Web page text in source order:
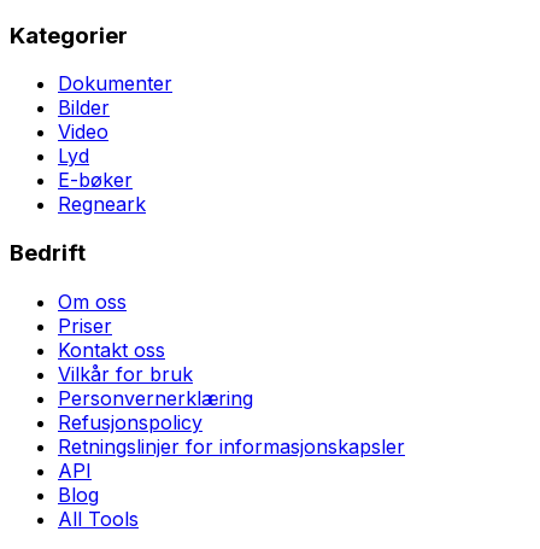
Kategorier
Dokumenter
Bilder
Video
Lyd
E-bøker
Regneark
Bedrift
Om oss
Priser
Kontakt oss
Vilkår for bruk
Personvernerklæring
Refusjonspolicy
Retningslinjer for informasjonskapsler
API
Blog
All Tools